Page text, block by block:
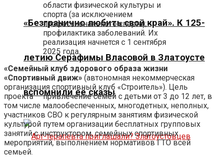
«Безгранично любить свой край». К 125-
летию Серафимы Власовой в Златоусте
вспомнили её сказы
области физической культуры и
спорта (за исключением
профессионального спорта);
профилактика заболеваний. Их
реализация начнется с 1 сентября
2025 года.
«Семейный клуб здорового образа жизни
«Спортивный движ» (автономная некоммерческая
организация спортивный клуб «Строитель»). Цель
проекта — привлечение семей с детьми от 3 до 12 лет, в
том числе малообеспеченных, многодетных, неполных,
участников СВО к регулярным занятиям физической
культурой путем организации бесплатных групповых
занятий с инструктором, семейных спортивных
мероприятий, выполнением нормативов ГТО всей
семьей.